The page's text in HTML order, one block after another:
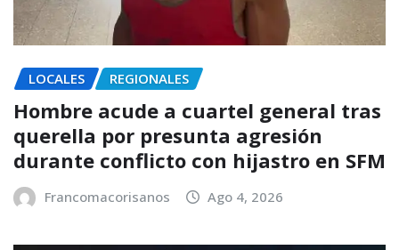
LOCALES REGIONALES
Hombre acude a cuartel general tras
querella por presunta agresión
durante conflicto con hijastro en SFM
Francomacorisanos Ago 4, 2026